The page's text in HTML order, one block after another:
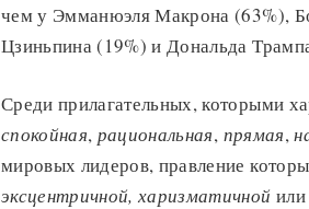
чем у Эмманюэля Макрона (63%),
Цзиньпина (19%) и Дональда
Среди прилагательных, которыми
спокойная, рациональная, прямая,
мировых лидеров, правление
эксцентричной, харизматичной